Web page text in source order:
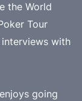
the World
Tour
with
going